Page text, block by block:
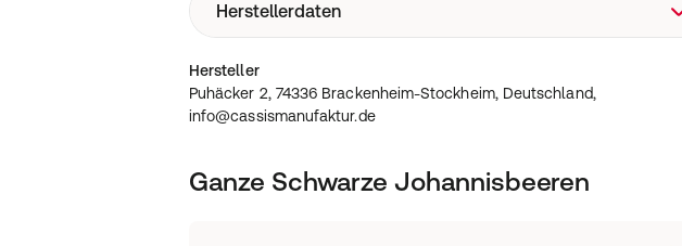
0.25l
Herstellerdaten
Puhäcker 2, 74336 Brackenheim-Stockheim, Deutschland,
info@cassismanufaktur.de
Hersteller
Puhäcker 2, 74336 Brackenheim-Stockheim, Deutschland,
info@cassismanufaktur.de
Ganze Schwarze Johannisbeeren